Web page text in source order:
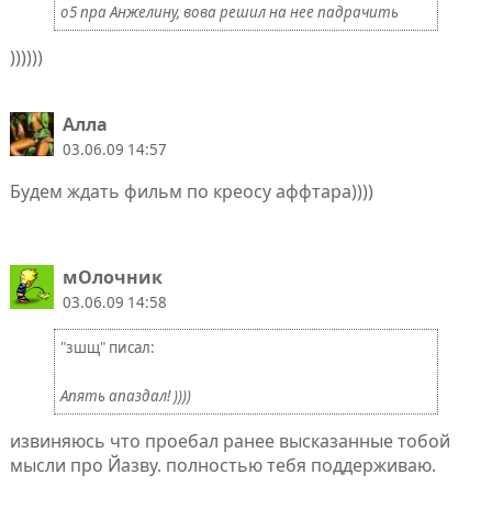
о5 пра Анжелину, вова решил на нее падрачить
))))))
Алла
03.06.09 14:57
Будем ждать фильм по креосу аффтара))))
мОлочник
03.06.09 14:58
"зшщ" писал:
Апять апаздал! ))))
извиняюсь что проебал ранее высказанные тобой
мысли про Йазву. полностью тебя поддерживаю.